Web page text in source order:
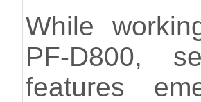
While
PF-D800,
features